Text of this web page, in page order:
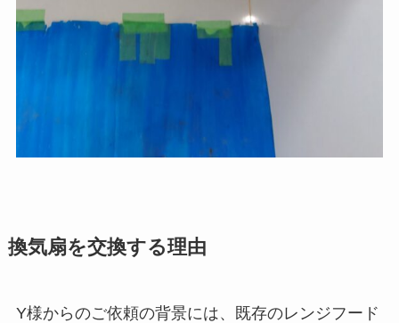
換気扇を交換する理由
Y様からのご依頼の背景には、既存のレンジフード